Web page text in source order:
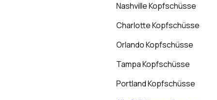
Nashville Kopfschüsse
Charlotte Kopfschüsse
Orlando Kopfschüsse
Tampa Kopfschüsse
Portland Kopfschüsse